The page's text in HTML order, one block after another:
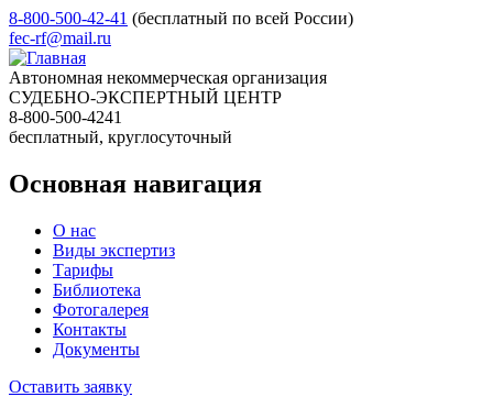
8-800-500-42-41 (бесплатный по всей России)
fec-rf@mail.ru
Автономная некоммерческая организация
СУДЕБНО-ЭКСПЕРТНЫЙ ЦЕНТР
8-800-500-4241
бесплатный, круглосуточный
Основная навигация
О нас
Виды экспертиз
Тарифы
Библиотека
Фотогалерея
Контакты
Документы
Оставить заявку